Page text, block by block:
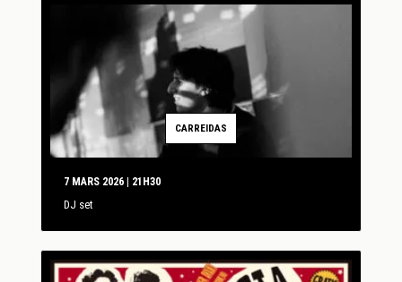
CARREIDAS
7 MARS 2026 | 21H30
DJ set